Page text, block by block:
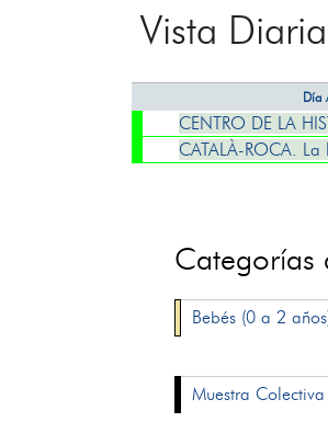
Vista Diaria
Día
CENTRO DE LA
CATALÀ-ROCA.
Categorías
Bebés (0 a 2
Muestra Colectiva